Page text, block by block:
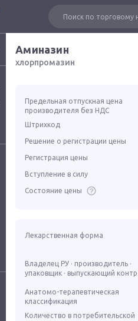
Аминазин
хлорпромазин
Предельная отпускная цена
производителя без НДС
Штрихкод
Решение о регистрации цены
Регистрация цены
Вступление в силу
Состояние цены
Лекарственная форма
Владелец РУ · производитель ·
упаковщик · выпускающий
Анатомо-терапевтическая
классификация
Количество в потребительской